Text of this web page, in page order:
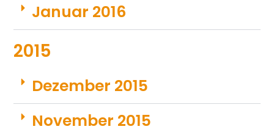
Januar 2016
2015
Dezember 2015
November 2015